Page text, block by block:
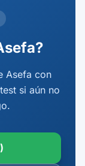
Asefa con
si aún no